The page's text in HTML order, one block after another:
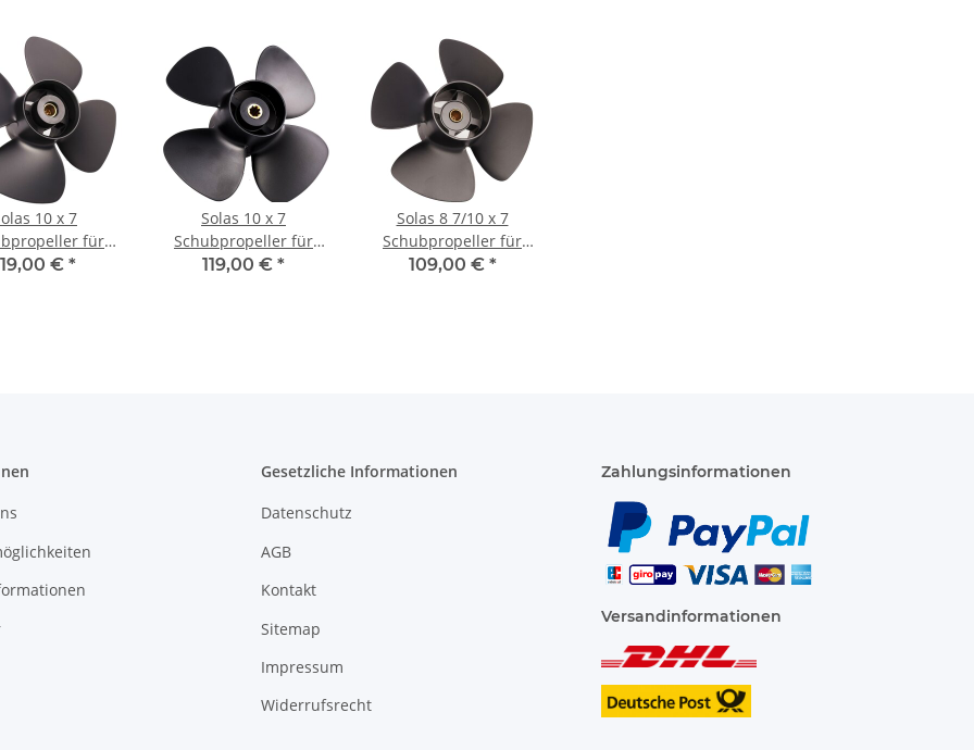
10 x 7
für
PS 4
€ *
Solas 10 x 7
Schubpropeller für
Yamaha 9,9, 15 & 20 PS
119,00 € *
Solas 8 7/10 x 7
Schubpropeller für
Tohatsu 8 & 9,8 PS 4
109,00 € *
Gesetzliche Informationen
Datenschutz
AGB
Kontakt
Sitemap
Impressum
Widerrufsrecht
Zahlungsinformationen
Versandinformationen